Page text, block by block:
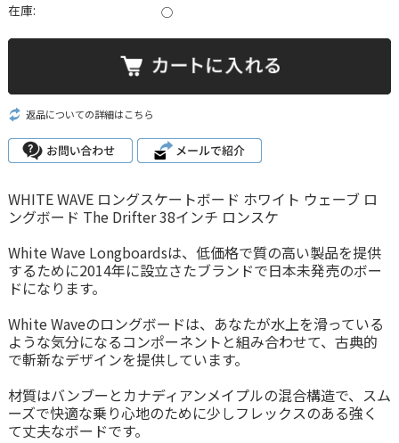
在庫:
○
返品についての詳細はこちら
WHITE WAVE ロングスケートボード ホワイト ウェーブ ロ
ングボード The Drifter 38インチ ロンスケ
White Wave Longboardsは、低価格で質の高い製品を提供
するために2014年に設立さたブランドで日本未発売のボー
ドになります。
White Waveのロングボードは、あなたが水上を滑っている
ような気分になるコンポーネントと組み合わせて、古典的
で斬新なデザインを提供しています。
材質はバンブーとカナディアンメイプルの混合構造で、スム
ーズで快適な乗り心地のために少しフレックスのある強く
て丈夫なボードです。